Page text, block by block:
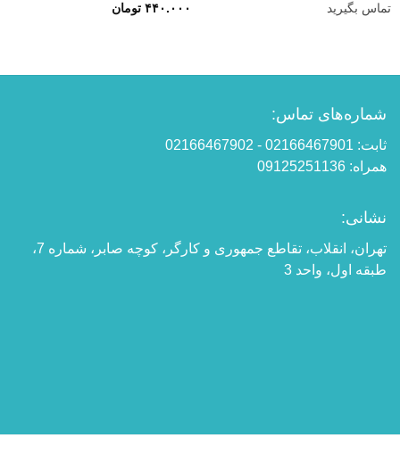
تماس بگیرید
۴۴۰.۰۰۰ تومان
شماره‌های تماس:
ثابت: 02166467901 - 02166467902
همراه: 09125251136
نشانی:
تهران، انقلاب، تقاطع جمهوری و کارگر، کوچه صابر، شماره 7،
طبقه اول، واحد 3